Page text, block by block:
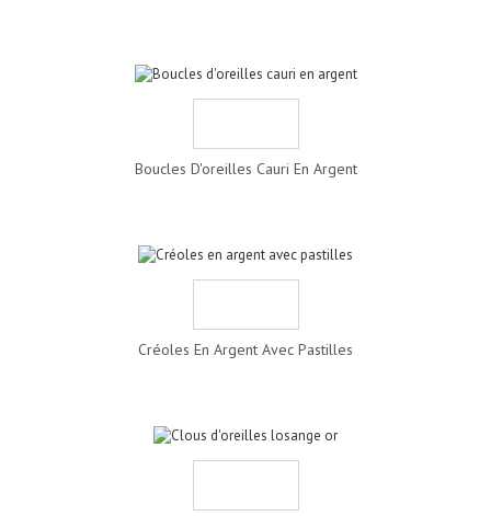
Boucles D'oreilles Cauri En Argent
Créoles En Argent Avec Pastilles